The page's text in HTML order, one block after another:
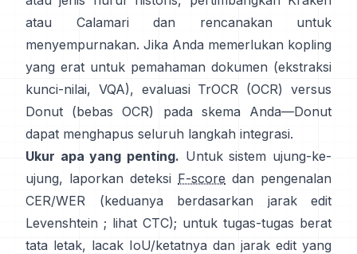
atau
Calamari
dan rencanakan untuk
menyempurnakan. Jika Anda memerlukan kopling
yang erat untuk pemahaman dokumen (ekstraksi
kunci-nilai, VQA), evaluasi TrOCR (OCR) versus
Donut (bebas OCR) pada skema Anda—Donut
dapat menghapus seluruh langkah integrasi.
Ukur apa yang penting. Untuk sistem ujung-ke-
ujung, laporkan deteksi F-score dan pengenalan
CER/WER (keduanya berdasarkan jarak edit
Levenshtein ; lihat CTC); untuk tugas-tugas berat
tata letak, lacak IoU/ketatnya dan jarak edit yang